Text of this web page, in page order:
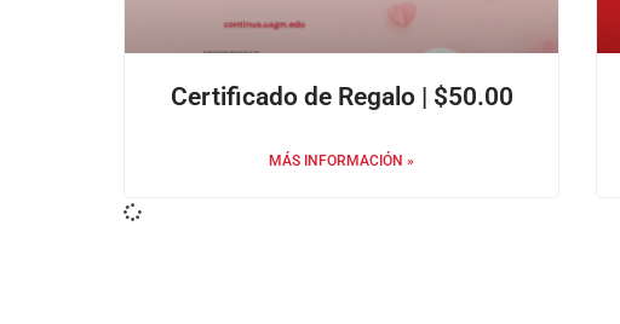
Certificado de Regalo | $50.00
MÁS INFORMACIÓN »